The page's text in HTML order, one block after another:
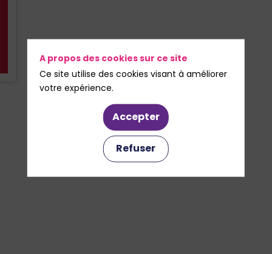
A propos des cookies sur ce site
Ce site utilise des cookies visant à améliorer
votre expérience.
Accepter
Refuser